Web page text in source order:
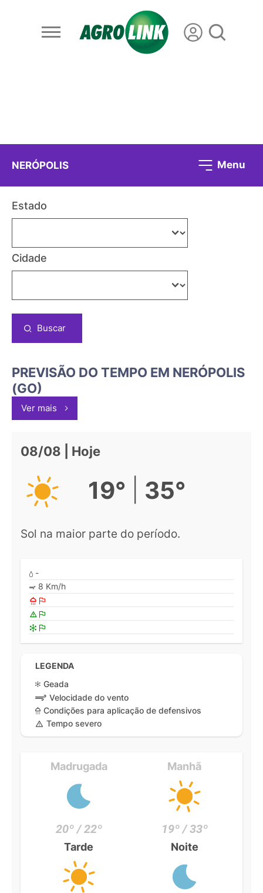
NERÓPOLIS Menu
Estado
Cidade
Buscar
PREVISÃO DO TEMPO EM NERÓPOLIS
(GO)
Ver mais
08/08 | Hoje
19° 35°
Sol na maior parte do período.
-
8 Km/h
LEGENDA
Geada
Velocidade do vento
Condições para aplicação de defensivos
Tempo severo
Madrugada
20º / 22º
Manhã
19º / 33º
Tarde Noite